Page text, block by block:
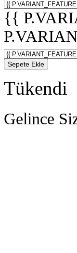
{{
Sepete Ekle
Tükendi
Gelince